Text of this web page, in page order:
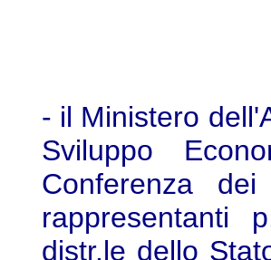
- il Ministero
Sviluppo
Conferenza
rappresentanti
distr.le dello